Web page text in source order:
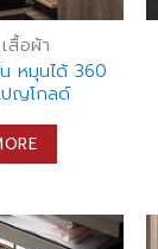
สื้อผ้า
หมุนได้ 360
ปญโกลด์